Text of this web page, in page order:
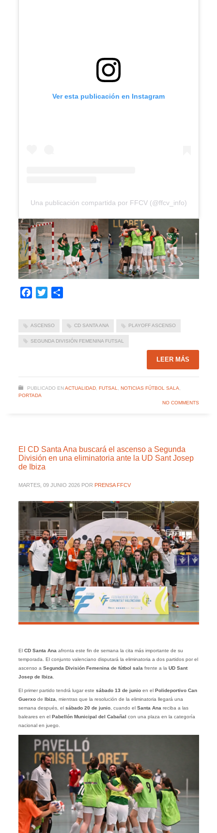
Ver esta publicación en Instagram
Una publicación compartida por FFCV (@ffcv_info)
Facebook
Twitter
ASCENSO CD SANTA ANA PLAYOFF ASCENSO
SEGUNDA DIVISIÓN FEMENINA FUTSAL
LEER MÁS
PUBLICADO EN ACTUALIDAD, FUTSAL NOTICIAS FÚTBOL SALA
PORTADA
NO COMMENTS
El CD Santa Ana buscará el ascenso a Segunda
División en una eliminatoria ante la UD Sant Josep
de Ibiza
MARTES, 09 JUNIO 2026 POR PRENSA FFCV
El CD Santa Ana afronta este fin de semana la cita más importante de su
temporada. El conjunto valenciano disputará la eliminatoria a dos partidos por el
ascenso a Segunda División Femenina de fútbol sala frente a la UD Sant
Josep de Ibiza
El primer partido tendrá lugar este sábado 13 de junioen el Polideportivo Can
Guerxode Ibiza , mientras que la resolución de la eliminatoria llegará una
semana después, el sábado 20 de junio, cuando el Santa Ana reciba a las
baleares en el Pabellón Municipal del Cabañal con una plaza en la categoría
nacional en juego.